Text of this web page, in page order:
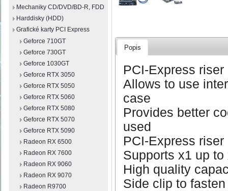
Mechaniky CD/DVD/BD-R, FDD
Harddisky (HDD)
Grafické karty PCI Express
Geforce 710GT
Geforce 730GT
Geforce 1030GT
Geforce RTX 3050
Geforce RTX 5050
Geforce RTX 5060
Geforce RTX 5080
Geforce RTX 5070
Geforce RTX 5090
Radeon RX 6500
Radeon RX 7600
Radeon RX 9060
Radeon RX 9070
Radeon R9700
Popis
PCI-Express
Allows to use
case
Provides better
used
PCI-Express
Supports x1 up
High quality
Side clip to